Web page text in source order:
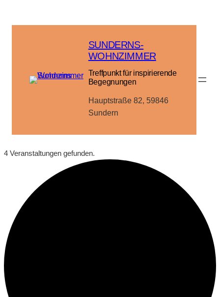
SUNDERNS-
WOHNZIMMER
Treffpunkt für inspirierende
Begegnungen
Hauptstraße 82, 59846
Sundern
4 Veranstaltungen gefunden.